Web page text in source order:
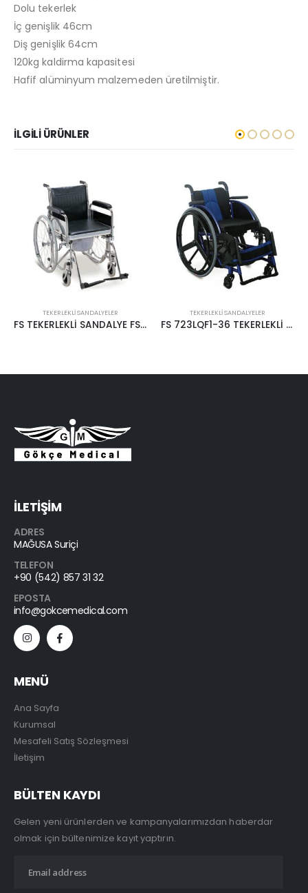
Dolu tekerlek
İç genişlik 46cm
Diş genişlik 64cm
120kg kaldirma kapasitesi
Hafif alüminyum malzemeden üretilmiştir.
İLGILI ÜRÜNLER
TEKERLEKLI SANDALYELER
FS TEKERLEKLİ SANDALYE FS 681 TUVALET
TEKERLEKLI SANDALYELER
FS 723LQF1-36 TEKERLEKLİ SANDALYE
İLETİŞİM
ADRES
MAĞUSA Suriçi
TELEFON
+90 (542) 857 31 32
EPOSTA
info@gokcemedical.com
MENÜ
Ana Sayfa
Kurumsal
Mesafeli Satış Sözleşmesi
İletişim
BÜLTEN KAYDI
Gelen yeni ürünlerden ve kampanyalarımızdan haberdar
olmak için bültenimize kayıt yaptırın.